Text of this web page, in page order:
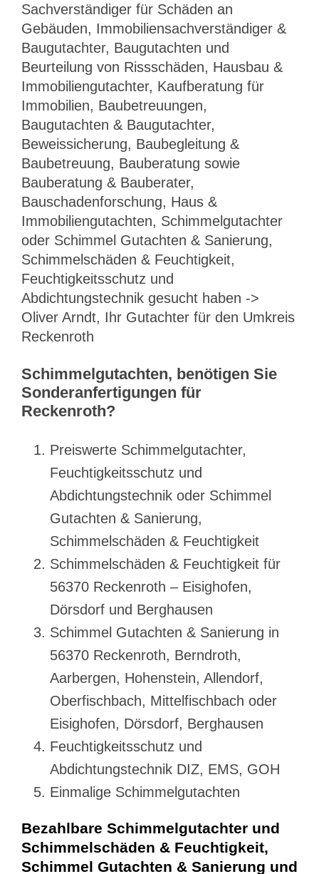
Sachverständiger für Schäden an
Gebäuden, Immobiliensachverständiger &
Baugutachter, Baugutachten und
Beurteilung von Rissschäden, Hausbau &
Immobiliengutachter, Kaufberatung für
Immobilien, Baubetreuungen,
Baugutachten & Baugutachter,
Beweissicherung, Baubegleitung &
Baubetreuung, Bauberatung sowie
Bauberatung & Bauberater,
Bauschadenforschung, Haus &
Immobiliengutachten, Schimmelgutachter
oder Schimmel Gutachten & Sanierung,
Schimmelschäden & Feuchtigkeit,
Feuchtigkeitsschutz und
Abdichtungstechnik gesucht haben ->
Oliver Arndt, Ihr Gutachter für den Umkreis
Reckenroth
Schimmelgutachten, benötigen Sie
Sonderanfertigungen für
Reckenroth?
Preiswerte Schimmelgutachter,
Feuchtigkeitsschutz und
Abdichtungstechnik oder Schimmel
Gutachten & Sanierung,
Schimmelschäden & Feuchtigkeit
Schimmelschäden & Feuchtigkeit für
56370 Reckenroth – Eisighofen,
Dörsdorf und Berghausen
Schimmel Gutachten & Sanierung in
56370 Reckenroth, Berndroth,
Aarbergen, Hohenstein, Allendorf,
Oberfischbach, Mittelfischbach oder
Eisighofen, Dörsdorf, Berghausen
Feuchtigkeitsschutz und
Abdichtungstechnik DIZ, EMS, GOH
Einmalige Schimmelgutachten
Bezahlbare Schimmelgutachter und
Schimmelschäden & Feuchtigkeit,
Schimmel Gutachten & Sanierung und